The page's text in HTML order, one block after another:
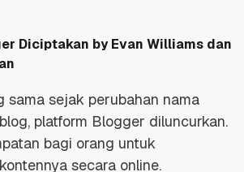
Diciptakan by Evan Williams dan
sama sejak perubahan nama
platform Blogger diluncurkan.
bagi orang untuk
secara online.